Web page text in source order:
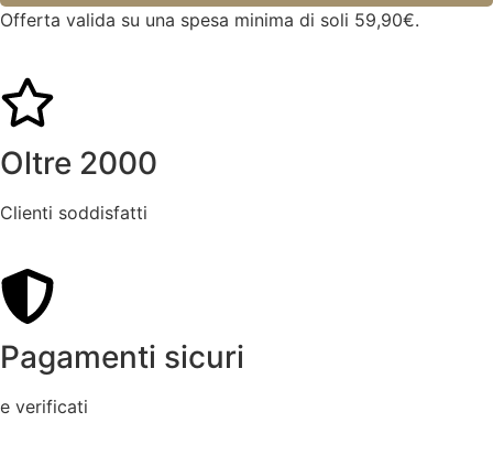
Offerta valida su una spesa minima di soli 59,90€.
Oltre 2000
Clienti soddisfatti
Pagamenti sicuri
e verificati